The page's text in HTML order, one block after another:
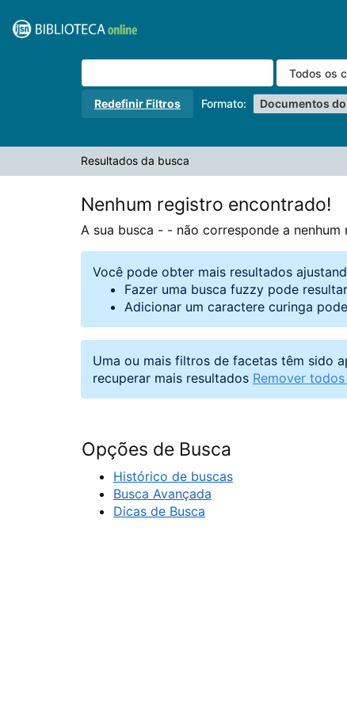
VuFind
Redefinir Filtros Formato: Documentos
Resultados da busca
Nenhum registro encontrado!
A sua busca - - não corresponde a nenhum
Você pode obter mais resultados
Fazer uma busca fuzzy pode
Adicionar um caractere curinga
Uma ou mais filtros de facetas têm sido
recuperar mais resultados Remover
Opções de Busca
Histórico de buscas
Busca Avançada
Dicas de Busca